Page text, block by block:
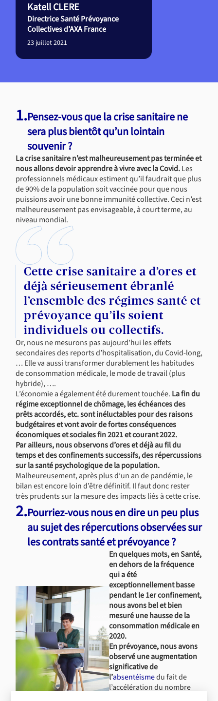
Katell CLERE
Directrice Santé Prévoyance
Collectives d’AXA France
23 juillet 2021
1.Pensez-vous que la crise sanitaire ne
sera plus bientôt qu’un lointain
souvenir ?
La crise sanitaire n’est malheureusement pas terminée et
nous allons devoir apprendre à vivre avec la Covid.Les
professionnels médicaux estiment qu’il faudrait que plus
de 90% de la population soit vaccinée pour que nous
puissions avoir une bonne immunité collective. Ceci n’est
malheureusement pas envisageable, à court terme, au
niveau mondial.
Cette crise sanitaire a d’ores et
déjà sérieusement ébranlé
l’ensemble des régimes santé et
prévoyance qu’ils soient
individuels ou collectifs.
Or, nous ne mesurons pas aujourd’hui les effets
secondaires des reports d’hospitalisation, du Covid-long,
… Elle va aussi transformer durablement les habitudes
de consommation médicale, le mode de travail (plus
hybride), ….
L’économie a également été durement touchée. La fin du
régime exceptionnel de chômage, les échéances des
prêts accordés, etc. sont inéluctables pour des raisons
budgétaires et vont avoir de fortes conséquences
économiques et sociales fin 2021 et courant 2022.
Par ailleurs, nous observons d’ores et déjà au fil du
temps et des confinements successifs, des répercussions
sur la santé psychologique de la population.
Malheureusement, après plus d’un an de pandémie, le
bilan est encore loin d’être définitif. Il faut donc rester
très prudents sur la mesure des impacts liés à cette crise.
2.Pourriez-vous nous en dire un peu plus
au sujet des répercutions observées sur
les contrats santé et prévoyance ?
En quelques mots, en Santé,
en dehors de la fréquence
qui a été
exceptionnellement basse
pendant le 1er confinement,
nous avons bel et bien
mesuré une hausse de la
consommation médicale en
2020.
En prévoyance, nous avons
observé une augmentation
significative de
l’absentéismedu fait de
l’accélération du nombre